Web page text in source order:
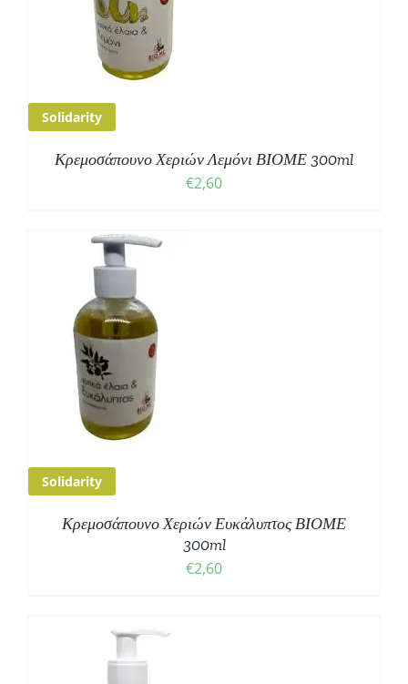
Solidarity
Κρεμοσάπουνο Χεριών Λεμόνι ΒΙΟΜΕ 300ml
€2,60
Solidarity
Κρεμοσάπουνο Χεριών Ευκάλυπτος ΒΙΟΜΕ
300ml
€2,60